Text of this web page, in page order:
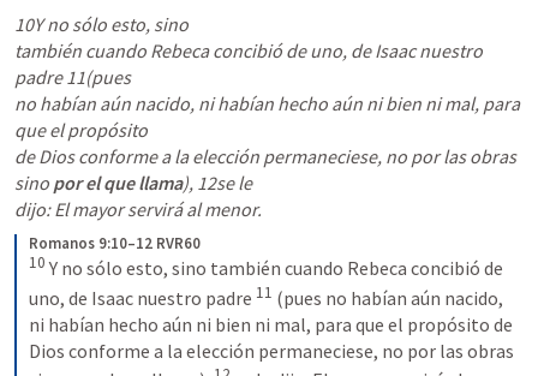
10Y no sólo esto, sino
también cuando Rebeca concibió de uno, de Isaac nuestro
padre 11(pues
no habían aún nacido, ni habían hecho aún ni bien ni mal, para
que el propósito
de Dios conforme a la elección permaneciese, no por las obras
sino por el que llama), 12se le
dijo: El mayor servirá al menor.
Romanos 9:10–12 RVR60
10 Y no sólo esto, sino también cuando Rebeca concibió de
uno, de Isaac nuestro padre 11 (pues no habían aún nacido,
ni habían hecho aún ni bien ni mal, para que el propósito de
Dios conforme a la elección permaneciese, no por las obras